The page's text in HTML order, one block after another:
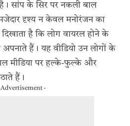
है। सांप के सिर पर नकली बाल
दृश्य न केवल मनोरंजन का
है कि लोग वायरल होने के
हैं। यह वीडियो उन लोगों के
मीडिया पर हल्के-फुल्के और
हैं।
Advertisement -